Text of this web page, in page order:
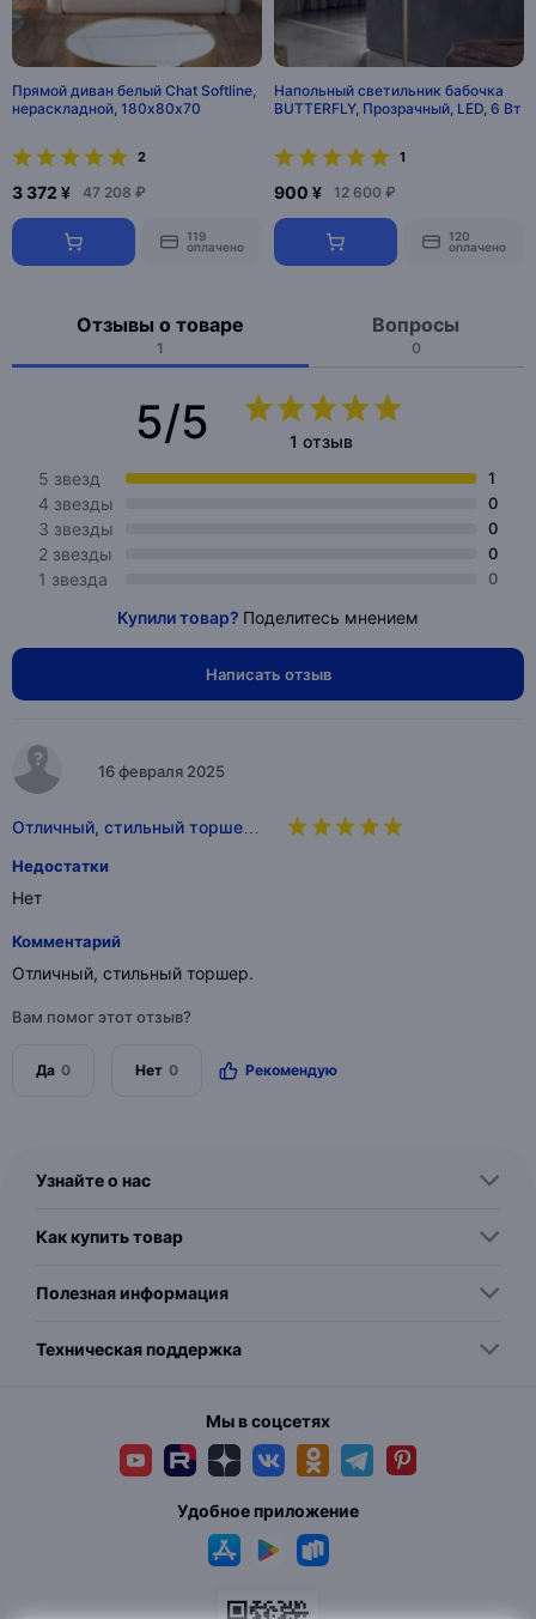
Прямой диван белый Chat Softline,
нераскладной, 180х80х70
2
3 372 ¥ 47 208 ₽
119
оплачено
Напольный светильник бабочка
BUTTERFLY, Прозрачный, LED, 6 Вт
1
900 ¥ 12 600 ₽
120
оплачено
Отзывы о товаре
1
Вопросы
0
5/5
1 отзыв
5 звезд
1
4 звезды 0
3 звезды 0
2 звезды 0
1 звезда 0
Купили товар? Поделитесь мнением
Написать отзыв
16 февраля 2025
Отличный, стильный торше…
Недостатки
Нет
Комментарий
Отличный, стильный торшер.
Вам помог этот отзыв?
Да 0 Нет 0 Рекомендую
Узнайте о нас
Как купить товар
Полезная информация
Техническая поддержка
Мы в соцсетях
Удобное приложение